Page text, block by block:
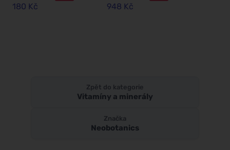
180 Kč 948 Kč
Zpět do kategorie
Vitamíny a minerály
Značka
Neobotanics